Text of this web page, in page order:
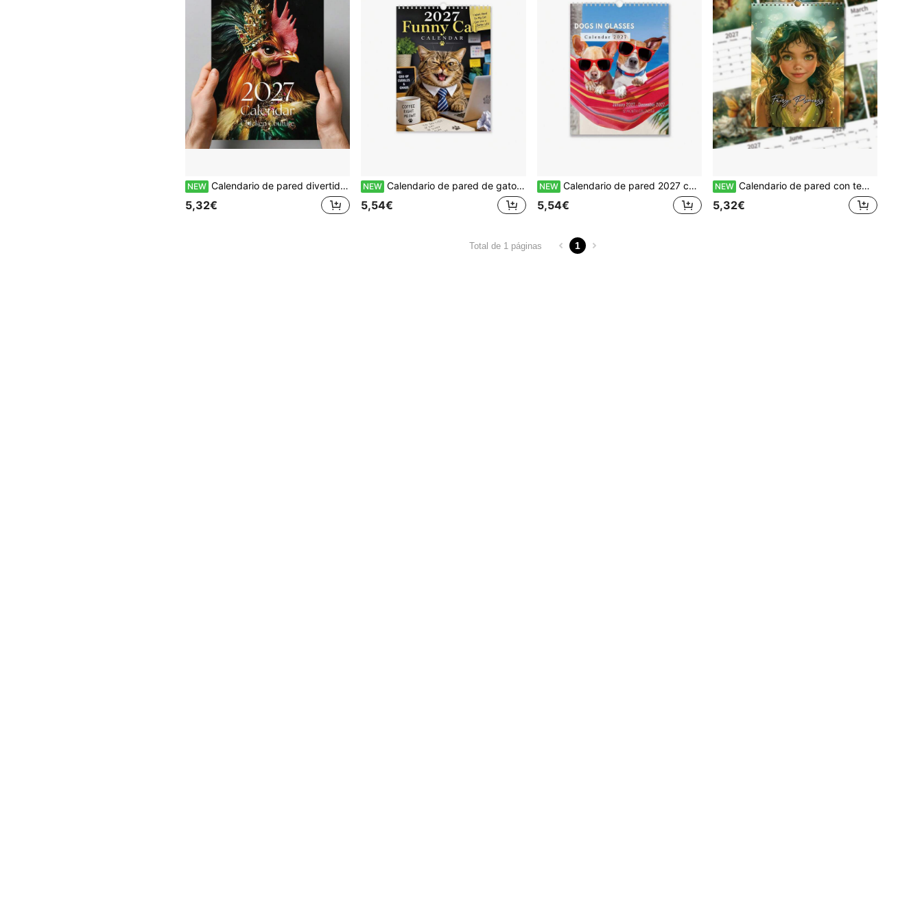
NEW Calendario de pared divertido de pollos 2027, calendario mensual con citas humorísticas, 12 ilustraciones creativas de gallinas, decoración del hogar con tema de pollos, regalo creativo para amantes de los pollos, regalo de Navidad, regalo de Año Nuevo
5,32€
NEW Calendario de pared de gatos divertidos 2027, calendario mensual de gatos lindos, 12 ilustraciones de arte creativo, decoración de pared para el hogar, regalo de Navidad y Año Nuevo
5,54€
NEW Calendario de pared 2027 con perro usando gafas, planificador mensual divertido, moderno y lindo de perro, 12 ilustraciones creativas, decoración de pared para el hogar, regalo de Año Nuevo, regalo de Navidad
5,54€
NEW Calendario de pared con tema de princesa de hadas soñadora 2027, 12 páginas mensuales con ilustraciones artísticas estéticas, calendario colgante de pared, decoración de pared para el hogar, regalo de Año Nuevo, planificador de calendario anual
5,32€
Total de 1 páginas 1